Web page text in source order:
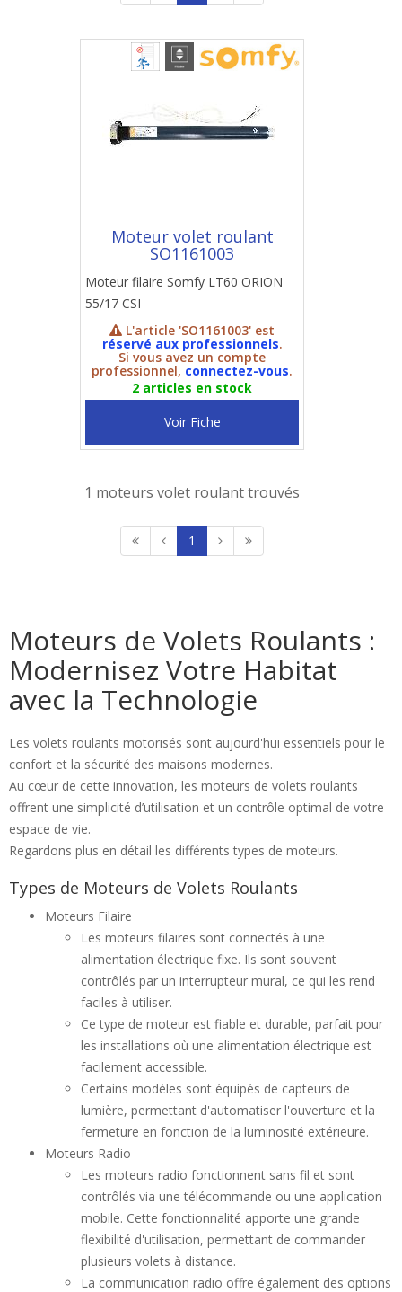
Moteur volet roulant
SO1161003
Moteur filaire Somfy LT60 ORION
55/17 CSI
L'article 'SO1161003' est
réservé aux professionnels.
Si vous avez un compte
professionnel, connectez-vous.
2 articles en stock
Voir Fiche
1 moteurs volet roulant trouvés
1
Moteurs de Volets Roulants :
Modernisez Votre Habitat
avec la Technologie
Les volets roulants motorisés sont aujourd'hui essentiels pour le
confort et la sécurité des maisons modernes.
Au cœur de cette innovation, les moteurs de volets roulants
offrent une simplicité d’utilisation et un contrôle optimal de votre
espace de vie.
Regardons plus en détail les différents types de moteurs.
Types de Moteurs de Volets Roulants
Moteurs Filaire
Les moteurs filaires sont connectés à une
alimentation électrique fixe. Ils sont souvent
contrôlés par un interrupteur mural, ce qui les rend
faciles à utiliser.
Ce type de moteur est fiable et durable, parfait pour
les installations où une alimentation électrique est
facilement accessible.
Certains modèles sont équipés de capteurs de
lumière, permettant d'automatiser l'ouverture et la
fermeture en fonction de la luminosité extérieure.
Moteurs Radio
Les moteurs radio fonctionnent sans fil et sont
contrôlés via une télécommande ou une application
mobile. Cette fonctionnalité apporte une grande
flexibilité d'utilisation, permettant de commander
plusieurs volets à distance.
La communication radio offre également des options